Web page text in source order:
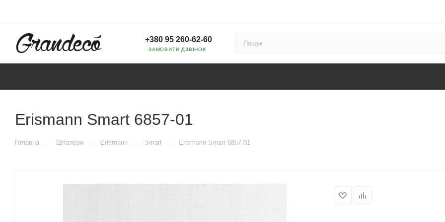
+380 95 260-62-60
ЗАМОВИТИ ДЗВІНОК
Erismann Smart 6857-01
Головна — Шпалери — Erismann — Smart — Erismann Smart 6857-01